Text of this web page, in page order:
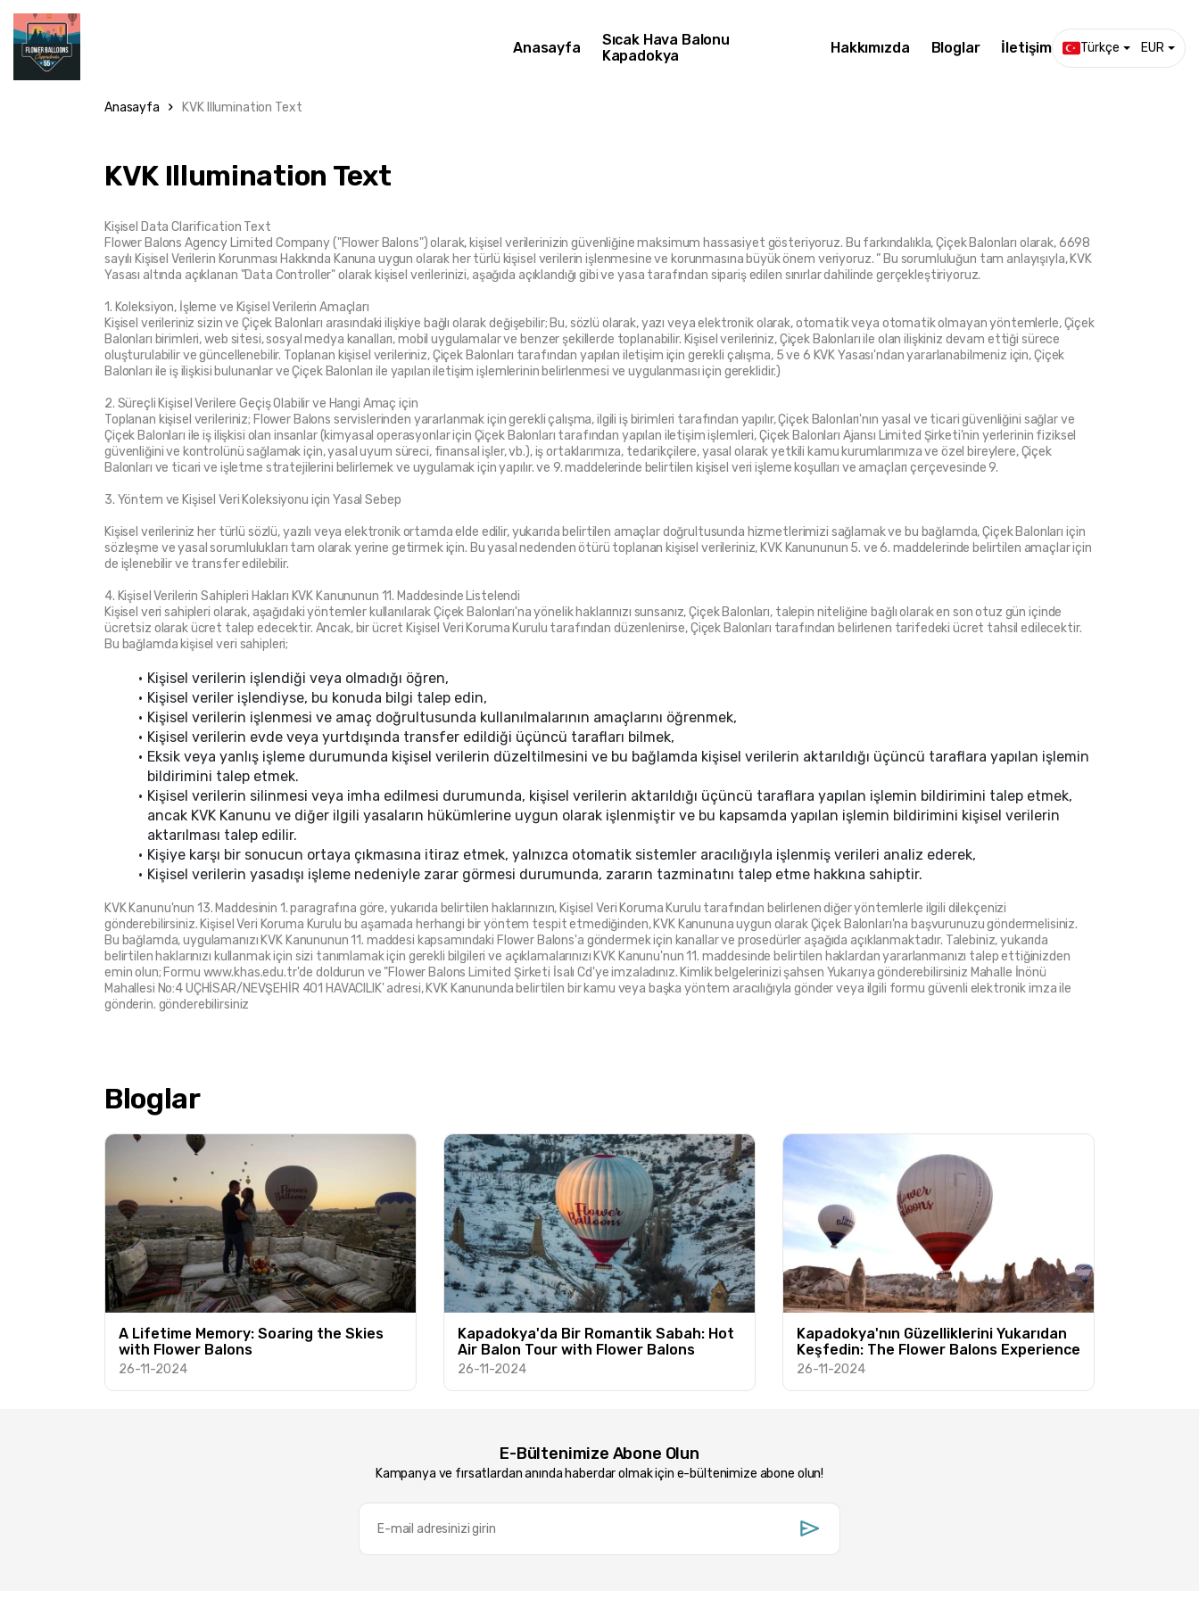
Anasayfa
Sıcak Hava Balonu
Kapadokya
Hakkımızda Bloglar İletişim Türkçe EUR
Anasayfa KVK Illumination Text
KVK Illumination Text
Kişisel Data Clarification Text
Flower Balons Agency Limited Company ("Flower Balons") olarak, kişisel verilerinizin güvenliğine maksimum hassasiyet gösteriyoruz. Bu farkındalıkla, Çiçek Balonları olarak, 6698
sayılı Kişisel Verilerin Korunması Hakkında Kanuna uygun olarak her türlü kişisel verilerin işlenmesine ve korunmasına büyük önem veriyoruz. ” Bu sorumluluğun tam anlayışıyla, KVK
Yasası altında açıklanan "Data Controller" olarak kişisel verilerinizi, aşağıda açıklandığı gibi ve yasa tarafından sipariş edilen sınırlar dahilinde gerçekleştiriyoruz.
1. Koleksiyon, İşleme ve Kişisel Verilerin Amaçları
Kişisel verileriniz sizin ve Çiçek Balonları arasındaki ilişkiye bağlı olarak değişebilir; Bu, sözlü olarak, yazı veya elektronik olarak, otomatik veya otomatik olmayan yöntemlerle, Çiçek
Balonları birimleri, web sitesi, sosyal medya kanalları, mobil uygulamalar ve benzer şekillerde toplanabilir. Kişisel verileriniz, Çiçek Balonları ile olan ilişkiniz devam ettiği sürece
oluşturulabilir ve güncellenebilir. Toplanan kişisel verileriniz, Çiçek Balonları tarafından yapılan iletişim için gerekli çalışma, 5 ve 6 KVK Yasası'ndan yararlanabilmeniz için, Çiçek
Balonları ile iş ilişkisi bulunanlar ve Çiçek Balonları ile yapılan iletişim işlemlerinin belirlenmesi ve uygulanması için gereklidir.)
2. Süreçli Kişisel Verilere Geçiş Olabilir ve Hangi Amaç için
Toplanan kişisel verileriniz; Flower Balons servislerinden yararlanmak için gerekli çalışma, ilgili iş birimleri tarafından yapılır, Çiçek Balonları'nın yasal ve ticari güvenliğini sağlar ve
Çiçek Balonları ile iş ilişkisi olan insanlar (kimyasal operasyonlar için Çiçek Balonları tarafından yapılan iletişim işlemleri, Çiçek Balonları Ajansı Limited Şirketi'nin yerlerinin fiziksel
güvenliğini ve kontrolünü sağlamak için, yasal uyum süreci, finansal işler, vb.), iş ortaklarımıza, tedarikçilere, yasal olarak yetkili kamu kurumlarımıza ve özel bireylere, Çiçek
Balonları ve ticari ve işletme stratejilerini belirlemek ve uygulamak için yapılır. ve 9. maddelerinde belirtilen kişisel veri işleme koşulları ve amaçları çerçevesinde 9.
3. Yöntem ve Kişisel Veri Koleksiyonu için Yasal Sebep
Kişisel verileriniz her türlü sözlü, yazılı veya elektronik ortamda elde edilir, yukarıda belirtilen amaçlar doğrultusunda hizmetlerimizi sağlamak ve bu bağlamda, Çiçek Balonları için
sözleşme ve yasal sorumlulukları tam olarak yerine getirmek için. Bu yasal nedenden ötürü toplanan kişisel verileriniz, KVK Kanununun 5. ve 6. maddelerinde belirtilen amaçlar için
de işlenebilir ve transfer edilebilir.
4. Kişisel Verilerin Sahipleri Hakları KVK Kanununun 11. Maddesinde Listelendi
Kişisel veri sahipleri olarak, aşağıdaki yöntemler kullanılarak Çiçek Balonları'na yönelik haklarınızı sunsanız, Çiçek Balonları, talepin niteliğine bağlı olarak en son otuz gün içinde
ücretsiz olarak ücret talep edecektir. Ancak, bir ücret Kişisel Veri Koruma Kurulu tarafından düzenlenirse, Çiçek Balonları tarafından belirlenen tarifedeki ücret tahsil edilecektir.
Bu bağlamda kişisel veri sahipleri;
Kişisel verilerin işlendiği veya olmadığı öğren,
Kişisel veriler işlendiyse, bu konuda bilgi talep edin,
Kişisel verilerin işlenmesi ve amaç doğrultusunda kullanılmalarının amaçlarını öğrenmek,
Kişisel verilerin evde veya yurtdışında transfer edildiği üçüncü tarafları bilmek,
Eksik veya yanlış işleme durumunda kişisel verilerin düzeltilmesini ve bu bağlamda kişisel verilerin aktarıldığı üçüncü taraflara yapılan işlemin
bildirimini talep etmek.
Kişisel verilerin silinmesi veya imha edilmesi durumunda, kişisel verilerin aktarıldığı üçüncü taraflara yapılan işlemin bildirimini talep etmek,
ancak KVK Kanunu ve diğer ilgili yasaların hükümlerine uygun olarak işlenmiştir ve bu kapsamda yapılan işlemin bildirimini kişisel verilerin
aktarılması talep edilir.
Kişiye karşı bir sonucun ortaya çıkmasına itiraz etmek, yalnızca otomatik sistemler aracılığıyla işlenmiş verileri analiz ederek,
Kişisel verilerin yasadışı işleme nedeniyle zarar görmesi durumunda, zararın tazminatını talep etme hakkına sahiptir.
KVK Kanunu'nun 13. Maddesinin 1. paragrafına göre, yukarıda belirtilen haklarınızın, Kişisel Veri Koruma Kurulu tarafından belirlenen diğer yöntemlerle ilgili dilekçenizi
gönderebilirsiniz. Kişisel Veri Koruma Kurulu bu aşamada herhangi bir yöntem tespit etmediğinden, KVK Kanununa uygun olarak Çiçek Balonları'na başvurunuzu göndermelisiniz.
Bu bağlamda, uygulamanızı KVK Kanununun 11. maddesi kapsamındaki Flower Balons'a göndermek için kanallar ve prosedürler aşağıda açıklanmaktadır. Talebiniz, yukarıda
belirtilen haklarınızı kullanmak için sizi tanımlamak için gerekli bilgileri ve açıklamalarınızı KVK Kanunu'nun 11. maddesinde belirtilen haklardan yararlanmanızı talep ettiğinizden
emin olun; Formu www.khas.edu.tr'de doldurun ve "Flower Balons Limited Şirketi İsalı Cd'ye imzaladınız. Kimlik belgelerinizi şahsen Yukarıya gönderebilirsiniz Mahalle İnönü
Mahallesi No:4 UÇHİSAR/NEVŞEHİR 401 HAVACILIK' adresi, KVK Kanununda belirtilen bir kamu veya başka yöntem aracılığıyla gönder veya ilgili formu güvenli elektronik imza ile
gönderin. gönderebilirsiniz
Bloglar
A Lifetime Memory: Soaring the Skies
with Flower Balons
26-11-2024
Kapadokya'da Bir Romantik Sabah: Hot
Air Balon Tour with Flower Balons
26-11-2024
Kapadokya'nın Güzelliklerini Yukarıdan
Keşfedin: The Flower Balons Experience
26-11-2024
E-Bültenimize Abone Olun
Kampanya ve fırsatlardan anında haberdar olmak için e-bültenimize abone olun!